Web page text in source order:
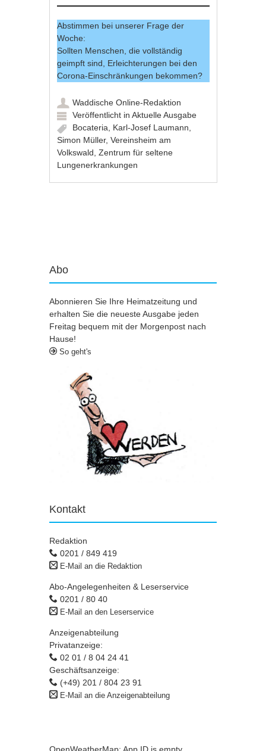
Abstimmen bei unserer Frage der
Woche:
Sollten Menschen, die vollständig
geimpft sind, Erleichterungen bei den
Corona-Einschränkungen bekommen?
Waddische Online-Redaktion
Veröffentlicht inAktuelle Ausgabe
Bocateria, Karl-Josef Laumann,
Simon Müller,Vereinsheim am
Volkswald,Zentrum für seltene
Lungenerkrankungen
Abo
Abonnieren Sie Ihre Heimatzeitung und
erhalten Sie die neueste Ausgabe jeden
Freitag bequem mit der Morgenpost nach
Hause!
So geht's
Kontakt
Redaktion
0201 / 849 419
E-Mail an die Redaktion
Abo-Angelegenheiten & Leserservice
0201 / 80 40
E-Mail an den Leserservice
Anzeigenabteilung
Privatanzeige:
02 01 / 8 04 24 41
Geschäftsanzeige:
(+49) 201 / 804 23 91
E-Mail an die Anzeigenabteilung
OpenWeatherMap: App ID is empty